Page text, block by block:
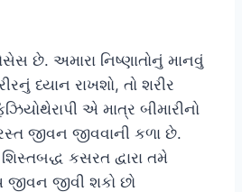
છે. અમારા નિષ્ણાતોનું માનવું
ધ્યાન રાખશો, તો શરીર
એ માત્ર બીમારીનો
જીવન જીવવાની કળા છે.
કસરત દ્વારા તમે
જીવી શકો છો